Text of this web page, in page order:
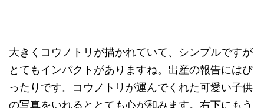
大きくコウノトリが描かれていて、シンプルですが
とてもインパクトがありますね。出産の報告にはぴ
ったりです。コウノトリが運んでくれた可愛い子供
の写真をいれるととても心が和みます。右下にもう